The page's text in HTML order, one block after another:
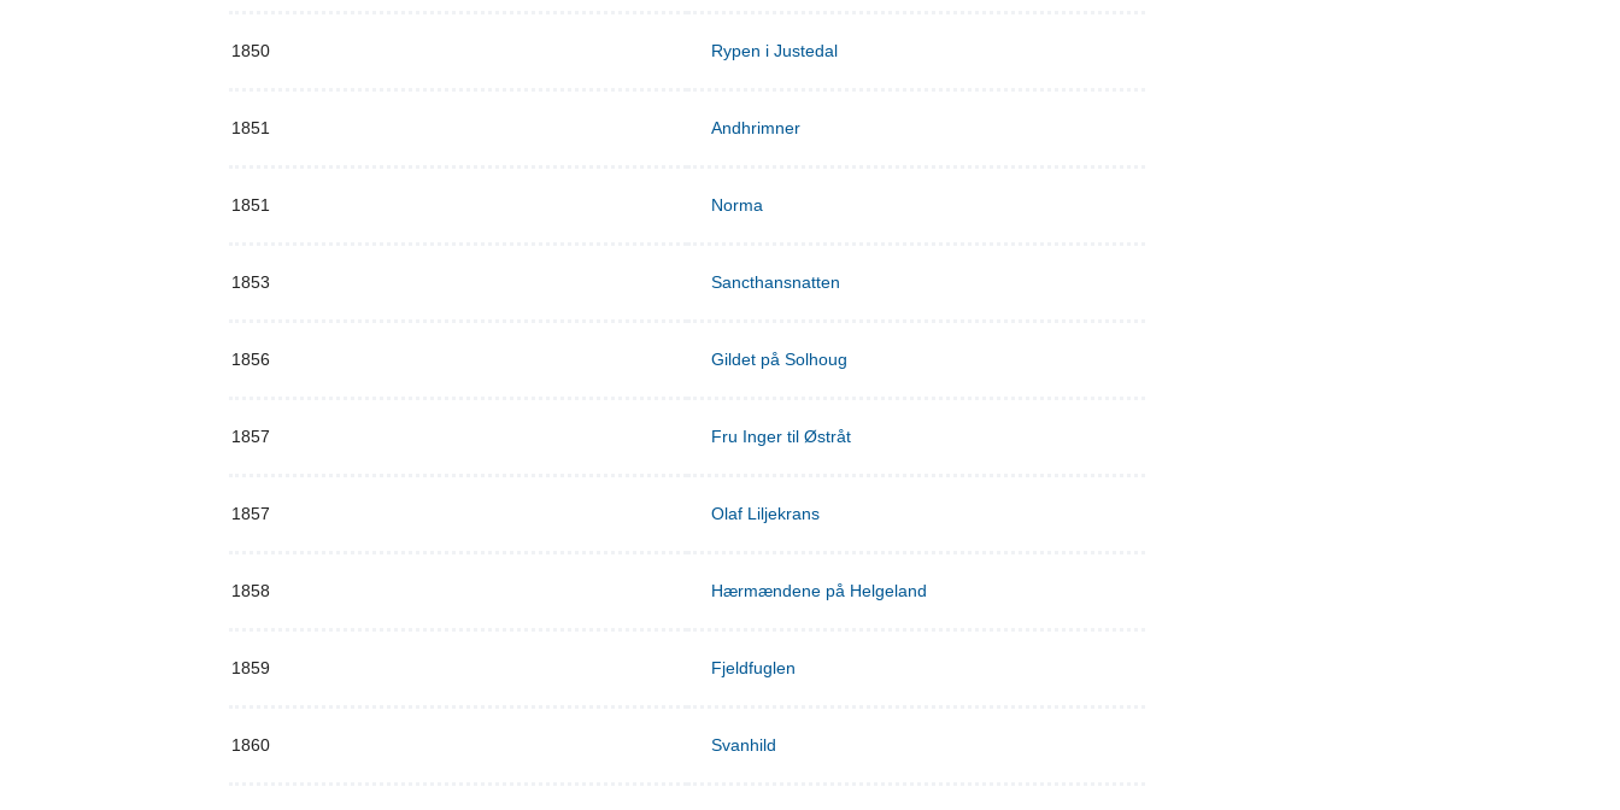
1850 Rypen i Justedal
1851 Andhrimner
1851 Norma
1853 Sancthansnatten
1856 Gildet på Solhoug
1857 Fru Inger til Østråt
1857 Olaf Liljekrans
1858 Hærmændene på Helgeland
1859 Fjeldfuglen
1860 Svanhild